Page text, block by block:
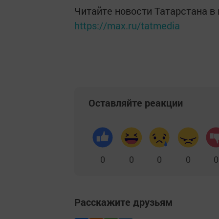
Читайте новости Татарстана
https://max.ru/tatmedia
Оставляйте реакции
0 0 0 0 0
Расскажите друзьям